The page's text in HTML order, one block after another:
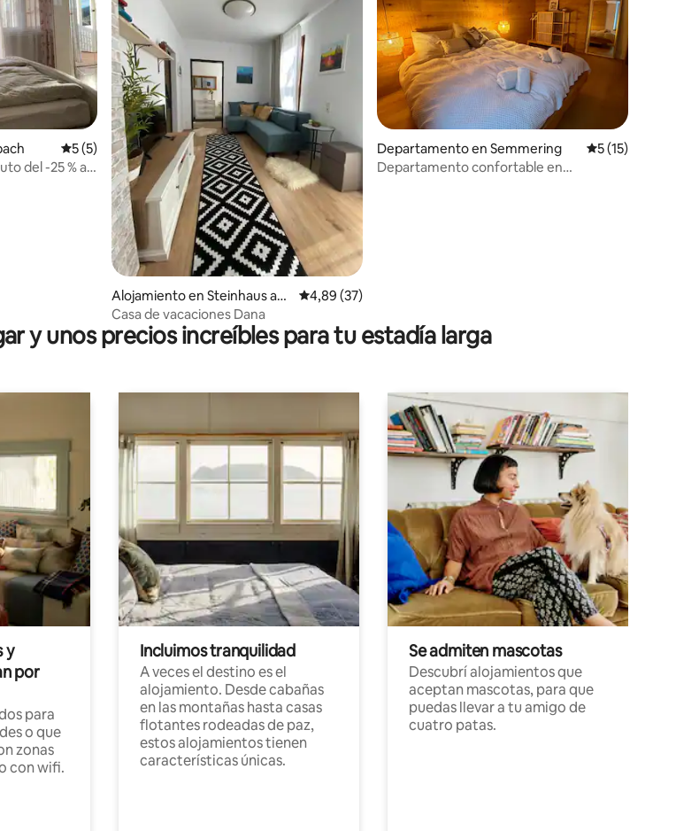
Calificación promedio: 5 de 5. 5 evaluaciones
5 (5)
del -25 % al
Alojamiento en Steinhaus am
Semmering
Calificación promedio: 4,89 de 5. 37 evaluaciones
4,89 (37)
Casa de vacaciones Dana
Departamento en Semmering Calificación
5 (15)
Departamento confortable en
y unos precios increíbles para tu estadía larga
y
por
para
o que
zonas
con wifi.
Incluimos tranquilidad
A veces el destino es el
alojamiento. Desde cabañas
en las montañas hasta casas
flotantes rodeadas de paz,
estos alojamientos tienen
características únicas.
Se admiten mascotas
Descubrí alojamientos que
aceptan mascotas, para que
puedas llevar a tu amigo de
cuatro patas.